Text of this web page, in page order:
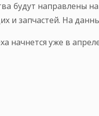
будут направлены
и запчастей. На
начнется уже в